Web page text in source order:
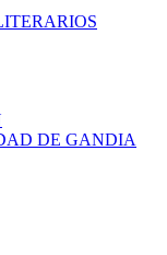
DE GANDIA